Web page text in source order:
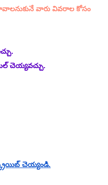
వారు వివరాల కోసం
చెయ్యవచ్చు.
చెయ్యండి.